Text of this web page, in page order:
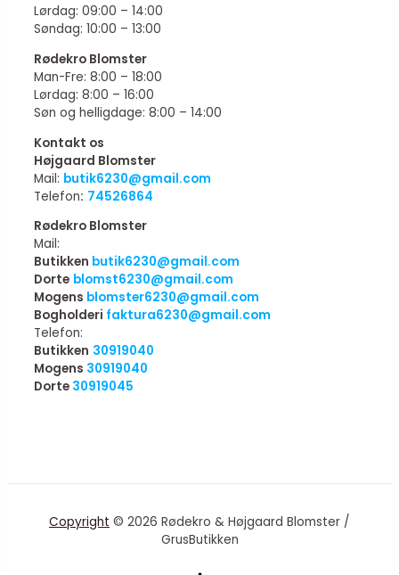
Lørdag: 09:00 – 14:00
Søndag: 10:00 – 13:00
Rødekro Blomster
Man-Fre: 8:00 – 18:00
Lørdag: 8:00 – 16:00
Søn og helligdage: 8:00 – 14:00
Kontakt os
Højgaard Blomster
Mail: butik6230@gmail.com
Telefon: 74526864
Rødekro Blomster
Mail:
Butikken butik6230@gmail.com
Dorte blomst6230@gmail.com
Mogens blomster6230@gmail.com
Bogholderi faktura6230@gmail.com
Telefon:
Butikken 30919040
Mogens 30919040
Dorte 30919045
Copyright © 2026 Rødekro & Højgaard Blomster /
GrusButikken